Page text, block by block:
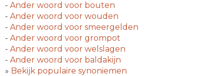
- Ander woord voor bouten
- Ander woord voor wouden
- Ander woord voor smeergelden
- Ander woord voor grompot
- Ander woord voor welslagen
- Ander woord voor baldakijn
» Bekijk populaire synoniemen